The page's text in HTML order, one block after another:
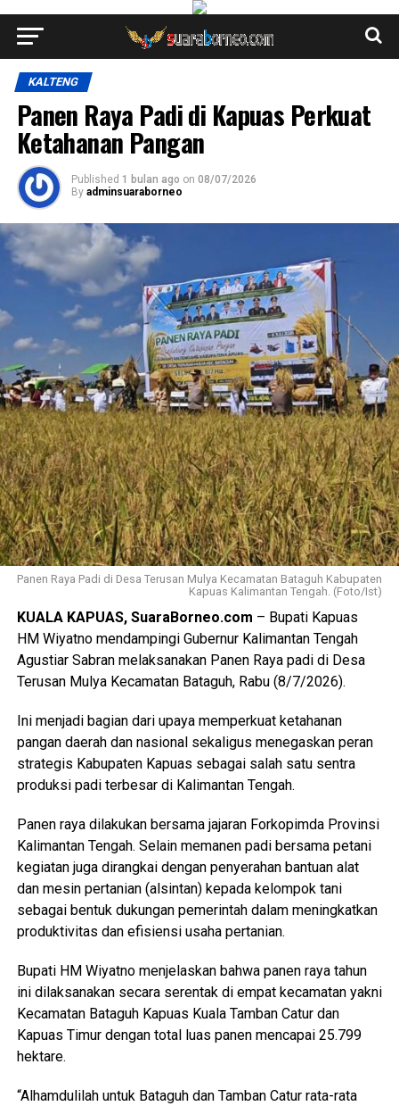
KALTENG
Panen Raya Padi di Kapuas Perkuat
Ketahanan Pangan
Published 1 bulan ago on 08/07/2026
By adminsuaraborneo
Panen Raya Padi di Desa Terusan Mulya Kecamatan Bataguh Kabupaten
Kapuas Kalimantan Tengah. (Foto/Ist)
KUALA KAPUAS, SuaraBorneo.com – Bupati Kapuas
HM Wiyatno mendampingi Gubernur Kalimantan Tengah
Agustiar Sabran melaksanakan Panen Raya padi di Desa
Terusan Mulya Kecamatan Bataguh, Rabu (8/7/2026).
Ini menjadi bagian dari upaya memperkuat ketahanan
pangan daerah dan nasional sekaligus menegaskan peran
strategis Kabupaten Kapuas sebagai salah satu sentra
produksi padi terbesar di Kalimantan Tengah.
Panen raya dilakukan bersama jajaran Forkopimda Provinsi
Kalimantan Tengah. Selain memanen padi bersama petani
kegiatan juga dirangkai dengan penyerahan bantuan alat
dan mesin pertanian (alsintan) kepada kelompok tani
sebagai bentuk dukungan pemerintah dalam meningkatkan
produktivitas dan efisiensi usaha pertanian.
Bupati HM Wiyatno menjelaskan bahwa panen raya tahun
ini dilaksanakan secara serentak di empat kecamatan yakni
Kecamatan Bataguh Kapuas Kuala Tamban Catur dan
Kapuas Timur dengan total luas panen mencapai 25.799
hektare.
“Alhamdulilah untuk Bataguh dan Tamban Catur rata-rata